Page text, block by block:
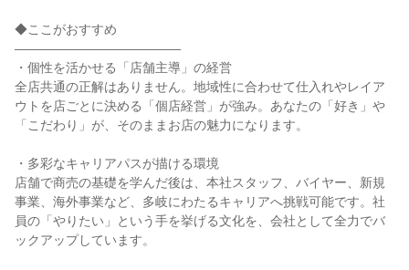
◆ここがおすすめ
―――――――――――――
・個性を活かせる「店舗主導」の経営
全店共通の正解はありません。地域性に合わせて仕入れやレイア
ウトを店ごとに決める「個店経営」が強み。あなたの「好き」や
「こだわり」が、そのままお店の魅力になります。
・多彩なキャリアパスが描ける環境
店舗で商売の基礎を学んだ後は、本社スタッフ、バイヤー、新規
事業、海外事業など、多岐にわたるキャリアへ挑戦可能です。社
員の「やりたい」という手を挙げる文化を、会社として全力でバ
ックアップしています。